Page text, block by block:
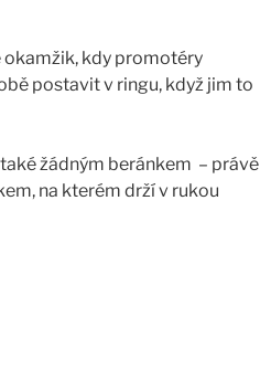
okamžik, kdy promotéry
postavit v ringu, když jim to
žádným beránkem – právě
na kterém drží v rukou